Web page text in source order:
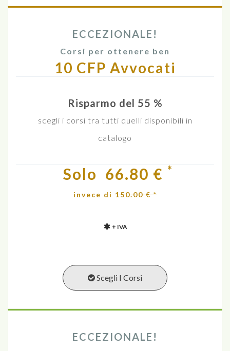
ECCEZIONALE!
Corsi per ottenere ben
10 CFP Avvocati
Risparmo del 55 %
scegli i corsi tra tutti quelli disponibili in
catalogo
Solo 66.80 € *
invece di150.00 € *
+ IVA
Scegli I Corsi
ECCEZIONALE!